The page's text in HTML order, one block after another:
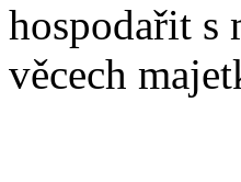
hospodařit s
věcech